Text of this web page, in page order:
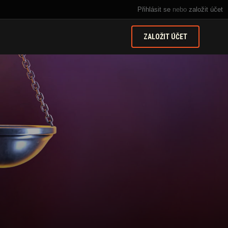
Přihlásit se nebo založit účet
ZALOŽIT ÚČET